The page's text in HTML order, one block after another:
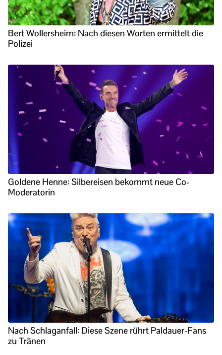
Bert Wollersheim: Nach diesen Worten ermittelt die
Polizei
Goldene Henne: Silbereisen bekommt neue Co-
Moderatorin
Nach Schlaganfall: Diese Szene rührt Paldauer-Fans
zu Tränen